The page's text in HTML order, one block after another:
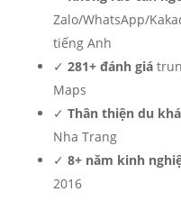
Zalo/WhatsApp/
tiếng Anh
✓ 281+ đánh giá
Maps
✓ Thân thiện du
Nha Trang
✓ 8+ năm kinh
2016